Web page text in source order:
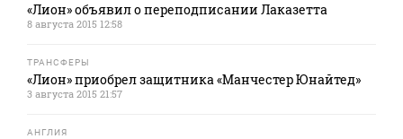
«Лион» объявил о переподписании Лаказетта
8 августа 2015 12:58
ТРАНСФЕРЫ
«Лион» приобрел защитника «Манчестер Юнайтед»
3 августа 2015 21:57
АНГЛИЯ